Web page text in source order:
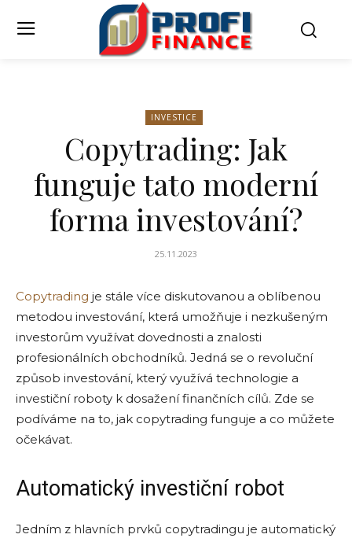
INVESTICE
Copytrading: Jak
funguje tato moderní
forma investování?
25.11.2023
Copytrading je stále více diskutovanou a oblíbenou
metodou investování, která umožňuje i nezkušeným
investorům využívat dovednosti a znalosti
profesionálních obchodníků. Jedná se o revoluční
způsob investování, který využívá technologie a
investiční roboty k dosažení finančních cílů. Zde se
podíváme na to, jak copytrading funguje a co můžete
očekávat.
Automatický investiční robot
Jedním z hlavních prvků copytradingu je automatický